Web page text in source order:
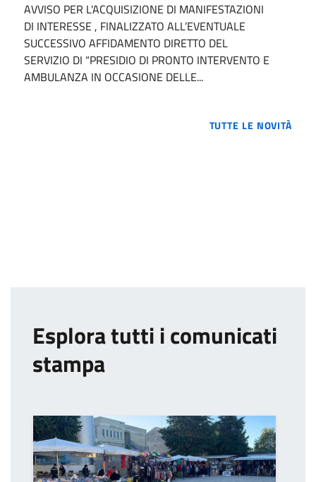
AVVISO PER L'ACQUISIZIONE DI MANIFESTAZIONI
DI INTERESSE , FINALIZZATO ALL’EVENTUALE
SUCCESSIVO AFFIDAMENTO DIRETTO DEL
SERVIZIO DI “PRESIDIO DI PRONTO INTERVENTO E
AMBULANZA IN OCCASIONE DELLE...
TUTTE LE NOVITÀ
Esplora tutti i comunicati
stampa